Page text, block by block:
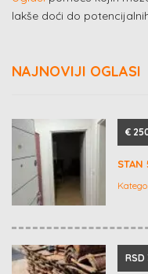
lakše doći do
NAJNOVIJI OGLASI
€
STAN
RSD